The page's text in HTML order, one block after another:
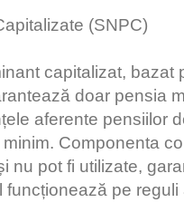
(SNPC)
capitalizat, bazat
doar pensia
aferente pensiilor
Componenta
nu pot fi utilizate,
pe reguli